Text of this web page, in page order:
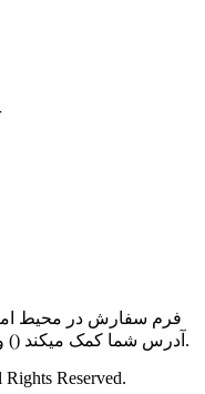
به جلوگیری از تقلب با IP آدرس شما کمک میکند ( ) وارد شده است.
Reserved.